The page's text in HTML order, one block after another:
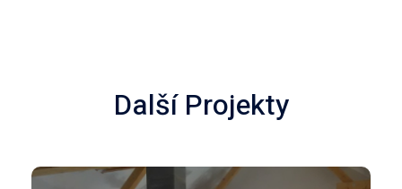
Další Projekty